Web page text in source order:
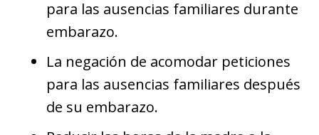
para las ausencias familiares durante
embarazo.
La negación de acomodar peticiones
para las ausencias familiares después
de su embarazo.